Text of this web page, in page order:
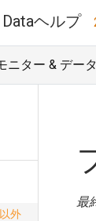
ヘルプ
ニター & デー
外
最